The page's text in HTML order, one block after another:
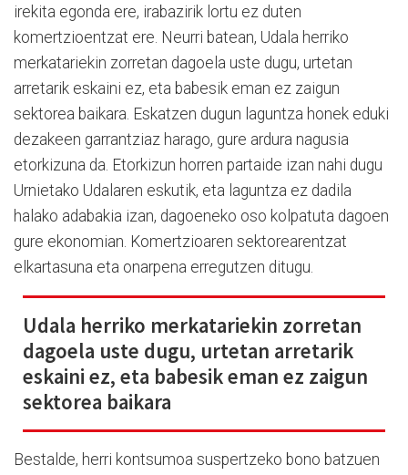
irekita egonda ere, irabazirik lortu ez duten
komertzioentzat ere. Neurri batean, Udala herriko
merkatariekin zorretan dagoela uste dugu, urtetan
arretarik eskaini ez, eta babesik eman ez zaigun
sektorea baikara. Eskatzen dugun laguntza honek eduki
dezakeen garrantziaz harago, gure ardura nagusia
etorkizuna da. Etorkizun horren partaide izan nahi dugu
Urnietako Udalaren eskutik, eta laguntza ez dadila
halako adabakia izan, dagoeneko oso kolpatuta dagoen
gure ekonomian. Komertzioaren sektorearentzat
elkartasuna eta onarpena erregutzen ditugu.
Udala herriko merkatariekin zorretan
dagoela uste dugu, urtetan arretarik
eskaini ez, eta babesik eman ez zaigun
sektorea baikara
Bestalde, herri kontsumoa suspertzeko bono batzuen